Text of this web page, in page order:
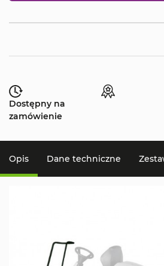
Dostępny na
zamówienie
Opis Dane techniczne